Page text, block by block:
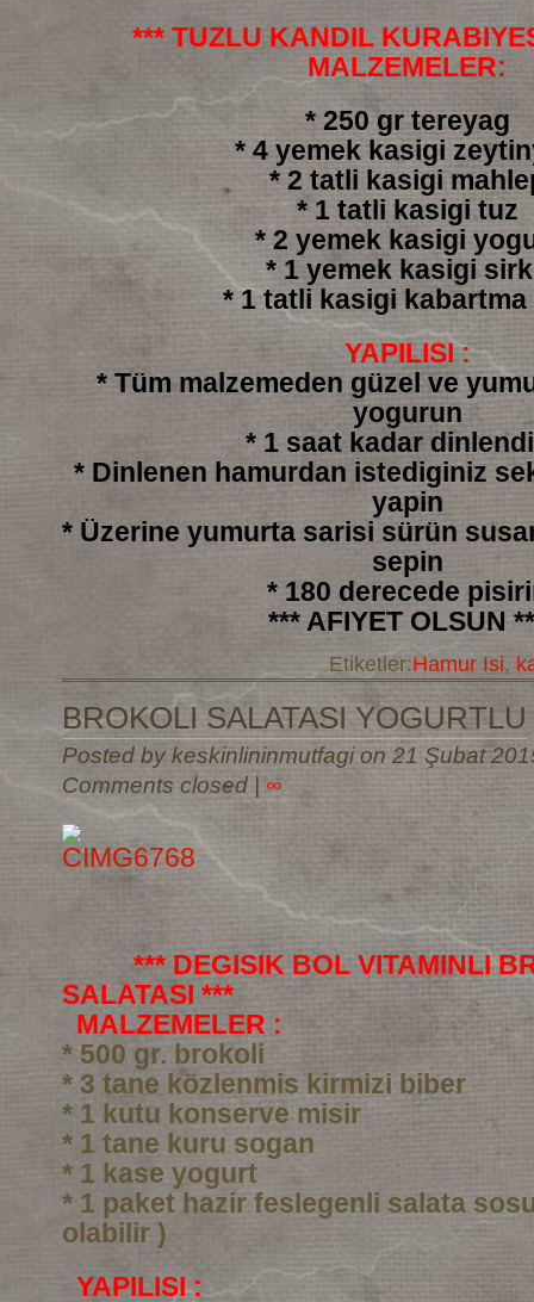
*** TUZLU KANDIL
MALZEMELER:
* 250 gr tereyag
* 4 yemek kasigi
* 2 tatli kasigi
* 1 tatli kasigi tuz
* 2 yemek kasigi
* 1 yemek kasigi
* 1 tatli kasigi kabartma
YAPILISI :
* Tüm malzemeden güzel ve
yogurun
* 1 saat kadar
* Dinlenen hamurdan istediginiz
yapin
* Üzerine yumurta sarisi sürün
sepin
* 180 derecede
*** AFIYET OLSUN
Etiketler:Hamur Isi,
BROKOLI SALATASI YOGURTLU
Posted by keskinlininmutfagi on 21 Şubat
Comments closed| ∞
*** DEGISIK BOL VITAMINLI
SALATASI ***
MALZEMELER :
* 500 gr. brokoli
* 3 tane közlenmis kirmizi biber
* 1 kutu konserve misir
* 1 tane kuru sogan
* 1 kase yogurt
* 1 paket hazir feslegenli salata
olabilir )
YAPILISI :